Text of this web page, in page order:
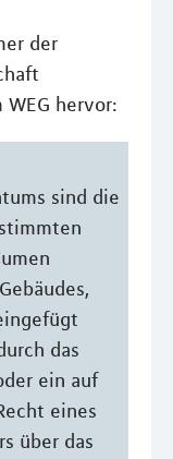
der
hervor:
sind die
das
ein auf
eines
über das